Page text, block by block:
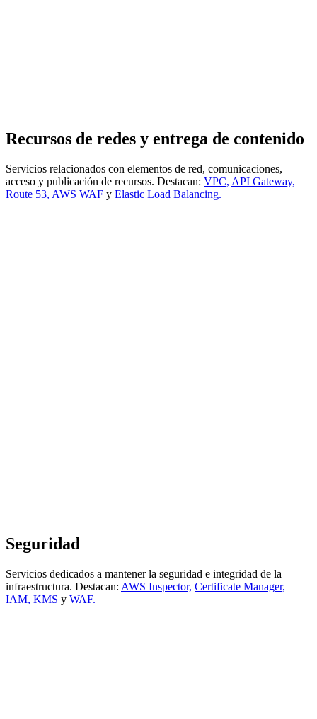
Recursos de redes y entrega de contenido
Servicios relacionados con elementos de red, comunicaciones,
acceso y publicación de recursos. Destacan: VPC, API Gateway,
Route 53, AWS WAF y Elastic Load Balancing.
Seguridad
Servicios dedicados a mantener la seguridad e integridad de la
infraestructura. Destacan: AWS Inspector, Certificate Manager,
IAM, KMS y WAF.